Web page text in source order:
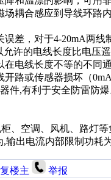
耦合感应到导线环
差，对于4-20mA两
许的电线长度比电压
电线长度不等的不同
路或传感器损坏（
器件,有利于安全防雷防
、空调、风机、路灯
输出电流内部限制功耗
楼主 举报